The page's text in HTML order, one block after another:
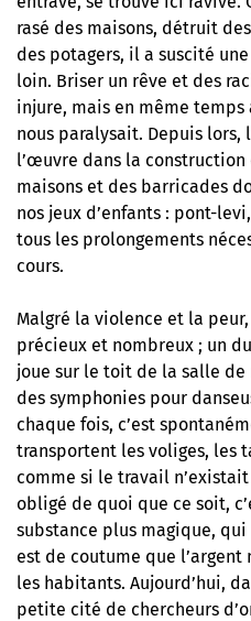
rasé des maisons, détruit
des potagers, il a suscité
loin. Briser un rêve et des
injure, mais en même
nous paralysait. Depuis lors,
l’œuvre dans la
maisons et des barricades
nos jeux d’enfants : pont-
tous les prolongements
cours.
Malgré la violence et la
précieux et nombreux ; un
joue sur le toit de la salle de
des symphonies pour
chaque fois, c’est
transportent les voliges, les
comme si le travail
obligé de quoi que ce soit,
substance plus magique,
est de coutume que
les habitants. Aujourd’hui,
petite cité de chercheurs